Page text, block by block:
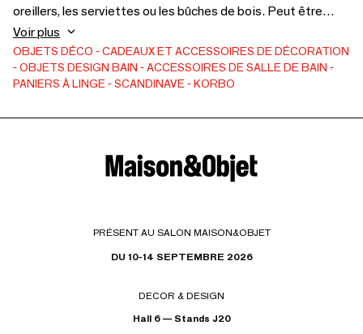
oreillers, les serviettes ou les bûches de bois. Peut être
utilisé à l'extérieur toute l'année et dans les salles de bain
humides.
Voir plus
OBJETS DÉCO
CADEAUX ET ACCESSOIRES DE DÉCORATION
OBJETS DESIGN BAIN
ACCESSOIRES DE SALLE DE BAIN
PANIERS À LINGE
SCANDINAVE KORBO
PRÉSENT AU SALON MAISON&OBJET
DU 10-14 SEPTEMBRE 2026
DECOR & DESIGN
Hall 6 — Stands J20